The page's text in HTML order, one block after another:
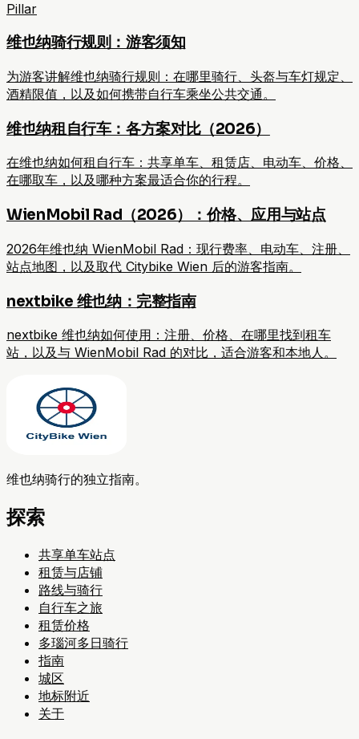
Pillar
维也纳骑行规则：游客须知
为游客讲解维也纳骑行规则：在哪里骑行、头盔与车灯规定、
酒精限值，以及如何携带自行车乘坐公共交通。
维也纳租自行车：各方案对比（2026）
在维也纳如何租自行车：共享单车、租赁店、电动车、价格、
在哪取车，以及哪种方案最适合你的行程。
WienMobil Rad（2026）：价格、应用与站点
2026年维也纳 WienMobil Rad：现行费率、电动车、注册、
站点地图，以及取代 Citybike Wien 后的游客指南。
nextbike 维也纳：完整指南
nextbike 维也纳如何使用：注册、价格、在哪里找到租车
站，以及与 WienMobil Rad 的对比，适合游客和本地人。
维也纳骑行的独立指南。
探索
共享单车站点
租赁与店铺
路线与骑行
自行车之旅
租赁价格
多瑙河多日骑行
指南
城区
地标附近
关于